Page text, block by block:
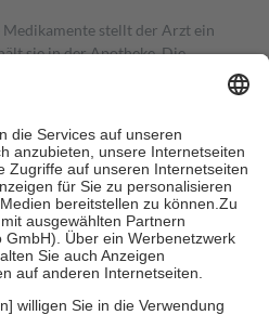
stellt der Arzt ein
sie in der Apotheke. Die
übernimmt in der Regel die
einen Teil davon als Zuzahlung
Zuzahlungen in Höhe von zehn
jedochfünf Euround
nie mehr als die tatsächlichen
auch für Online-Apotheken.
beträgt die
sowie zehn Euro je